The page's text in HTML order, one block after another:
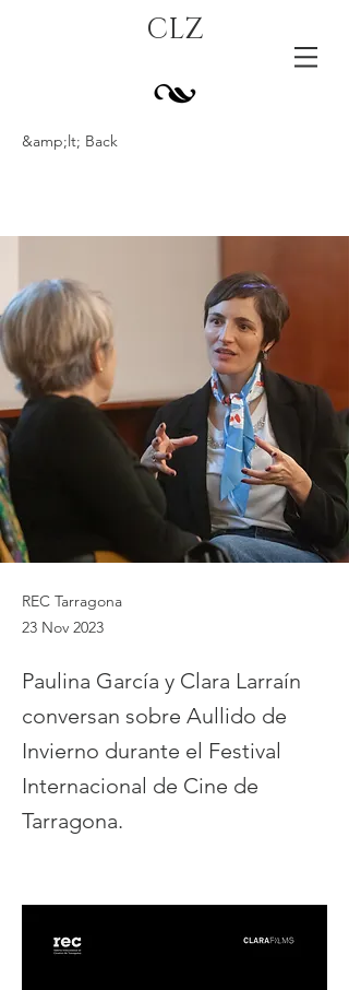
CLZ
&amp;lt; Back
REC Tarragona
23 Nov 2023
Paulina García y Clara Larraín
conversan sobre Aullido de
Invierno durante el Festival
Internacional de Cine de
Tarragona.